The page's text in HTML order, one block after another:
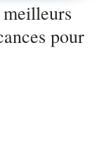
pour